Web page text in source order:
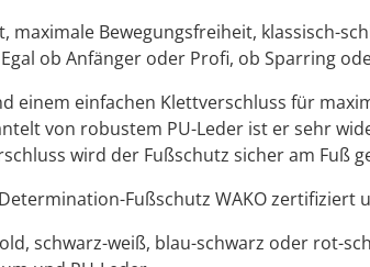
maximale Bewegungsfreiheit, klassisch-
ob Anfänger oder Profi, ob Sparring
einem einfachen Klettverschluss für
von robustem PU-Leder ist er sehr
wird der Fußschutz sicher am Fuß
Fußschutz WAKO zertifiziert
schwarz-weiß, blau-schwarz oder rot-